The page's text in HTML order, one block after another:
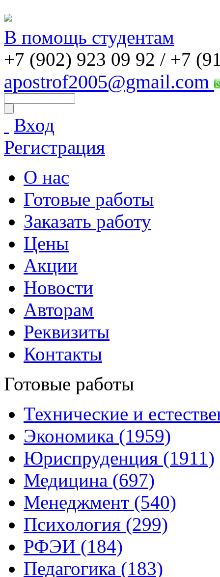
В помощь студентам
+7 (902) 923 09 92 / +7
apostrof2005@gmail.com
Вход
Регистрация
О нас
Готовые работы
Заказать работу
Цены
Акции
Новости
Авторам
Реквизиты
Контакты
Готовые работы
Технические и
Экономика (1959)
Юриспруденция (1911)
Медицина (697)
Менеджмент (540)
Психология (299)
РФЭИ (184)
Педагогика (183)